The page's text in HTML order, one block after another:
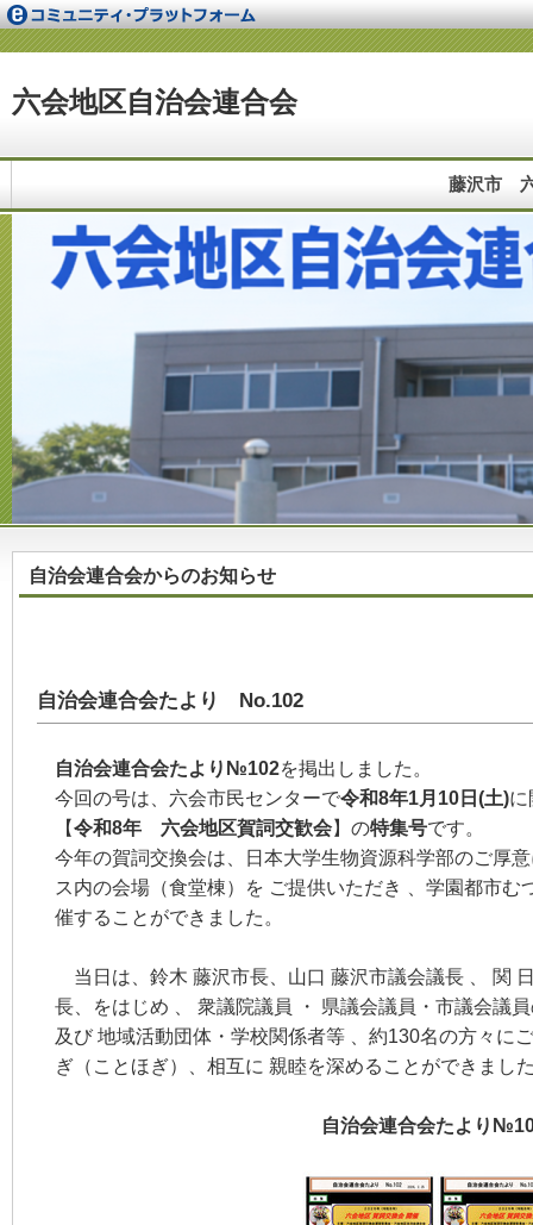
六会地区自治会連合会
藤沢市
自治会連合会からのお知らせ
自治会連合会たより No.102
自治会連合会たより№102を掲出しました。
今回の号は、六会市民センターで令和8年1月10日(土)に
【令和8年 六会地区賀詞交歓会】 の特集号です。
今年の賀詞交換会は、日本大学生物資源科学部のご厚
ス内の会場（食堂棟）を ご提供いただき 、学園都市む
催することができました。
当日は、鈴木 藤沢市長、山口 藤沢市議会議長 、 関
長、をはじめ 、 衆議院議員 ・ 県議会議員・市議会議
及び 地域活動団体・学校関係者等 、約130名の方々に
ぎ（ことほぎ）、相互に 親睦を深めることができまし
自治会連合会たより